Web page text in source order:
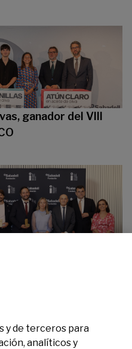
ganador del VIII
reconoce a dos
de la edición del
y de terceros para
analíticos y